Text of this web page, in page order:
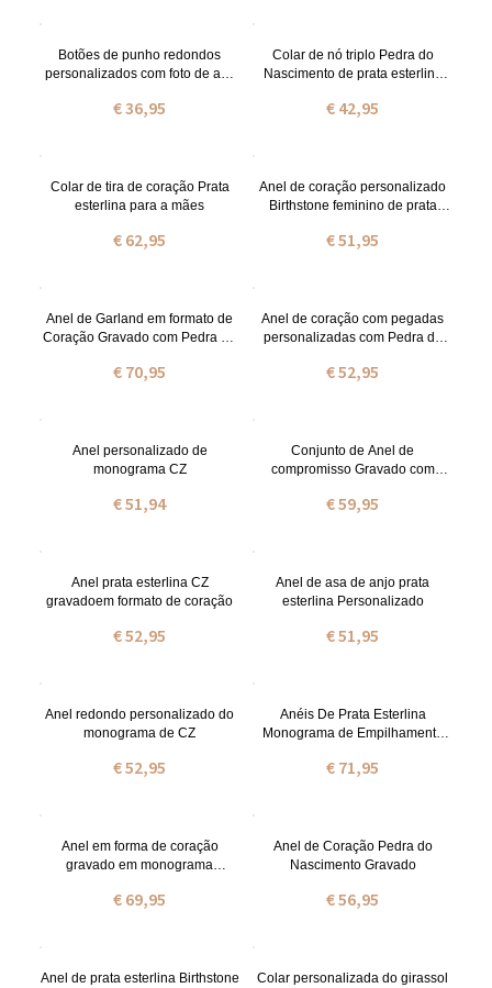
Botões de punho redondos
personalizados com foto de aço
€ 36,95
Colar de nó triplo Pedra do
Nascimento de prata esterlina
€ 42,95
Colar de tira de coração Prata
esterlina para a mães
€ 62,95
Anel de coração personalizado
Birthstone feminino de prata
€ 51,95
Anel de Garland em formato de
Coração Gravado com Pedra do
€ 70,95
Anel de coração com pegadas
personalizadas com Pedra do
€ 52,95
Anel personalizado de
monograma CZ
€ 51,94
Conjunto de Anel de
compromisso Gravado com
€ 59,95
Anel prata esterlina CZ
gravadoem formato de coração
€ 52,95
Anel de asa de anjo prata
esterlina Personalizado
€ 51,95
Anel redondo personalizado do
monograma de CZ
€ 52,95
Anéis De Prata Esterlina
Monograma de Empilhamento
€ 71,95
Anel em forma de coração
gravado em monograma
€ 69,95
Anel de Coração Pedra do
Nascimento Gravado
€ 56,95
Anel de prata esterlina Birthstone
Colar personalizada do girassol